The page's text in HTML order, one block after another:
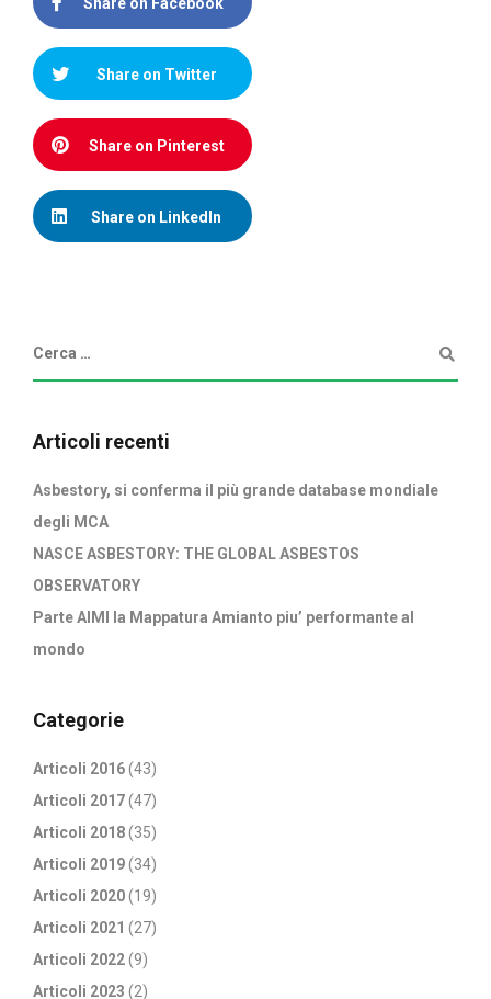
Share on Twitter
Share on Pinterest
Share on LinkedIn
Articoli recenti
Asbestory, si conferma il più grande database mondiale
degli MCA
NASCE ASBESTORY: THE GLOBAL ASBESTOS
OBSERVATORY
Parte AIMI la Mappatura Amianto piu’ performante al
mondo
Categorie
Articoli 2016(43)
Articoli 2017(47)
Articoli 2018(35)
Articoli 2019(34)
Articoli 2020(19)
Articoli 2021 (27)
Articoli 2022(9)
Articoli 2023 (2)